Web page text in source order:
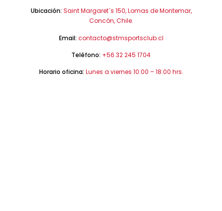
Ubicación: Saint Margaret´s 150, Lomas de Montemar,
Concón, Chile.
Email: contacto@stmsportsclub.cl
Teléfono: +56 32 245 1704
Horario oficina: Lunes a viernes 10:00 – 18:00 hrs.